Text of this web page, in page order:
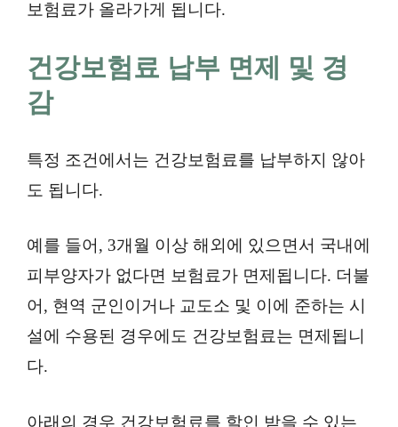
보험료가 올라가게 됩니다.
건강보험료 납부 면제 및 경
감
특정 조건에서는 건강보험료를 납부하지 않아
도 됩니다.
예를 들어, 3개월 이상 해외에 있으면서 국내에
피부양자가 없다면 보험료가 면제됩니다. 더불
어, 현역 군인이거나 교도소 및 이에 준하는 시
설에 수용된 경우에도 건강보험료는 면제됩니
다.
아래의 경우 건강보험료를 할인 받을 수 있는